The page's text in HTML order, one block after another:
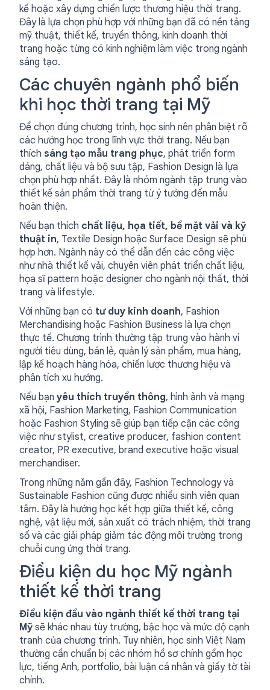
kế hoặc xây dựng chiến lược thương hiệu thời trang.
Đây là lựa chọn phù hợp với những bạn đã có nền tảng
mỹ thuật, thiết kế, truyền thông, kinh doanh thời
trang hoặc từng có kinh nghiệm làm việc trong ngành
sáng tạo.
Các chuyên ngành phổ biến
khi học thời trang tại Mỹ
Để chọn đúng chương trình, học sinh nên phân biệt rõ
các hướng học trong lĩnh vực thời trang. Nếu bạn
thích sáng tạo mẫu trang phục, phát triển form
dáng, chất liệu và bộ sưu tập, Fashion Design là lựa
chọn phù hợp nhất. Đây là nhóm ngành tập trung vào
thiết kế sản phẩm thời trang từ ý tưởng đến mẫu
hoàn thiện.
Nếu bạn thích chất liệu, họa tiết, bề mặt vải và kỹ
thuật in, Textile Design hoặc Surface Design sẽ phù
hợp hơn. Ngành này có thể dẫn đến các công việc
như nhà thiết kế vải, chuyên viên phát triển chất liệu,
họa sĩ pattern hoặc designer cho ngành nội thất, thời
trang và lifestyle.
Với những bạn có tư duy kinh doanh, Fashion
Merchandising hoặc Fashion Business là lựa chọn
thực tế. Chương trình thường tập trung vào hành vi
người tiêu dùng, bán lẻ, quản lý sản phẩm, mua hàng,
lập kế hoạch hàng hóa, chiến lược thương hiệu và
phân tích xu hướng.
Nếu bạn yêu thích truyền thông, hình ảnh và mạng
xã hội, Fashion Marketing, Fashion Communication
hoặc Fashion Styling sẽ giúp bạn tiếp cận các công
việc như stylist, creative producer, fashion content
creator, PR executive, brand executive hoặc visual
merchandiser.
Trong những năm gần đây, Fashion Technology và
Sustainable Fashion cũng được nhiều sinh viên quan
tâm. Đây là hướng học kết hợp giữa thiết kế, công
nghệ, vật liệu mới, sản xuất có trách nhiệm, thời trang
số và các giải pháp giảm tác động môi trường trong
chuỗi cung ứng thời trang.
Điều kiện du học Mỹ ngành
thiết kế thời trang
Điều kiện đầu vào ngành thiết kế thời trang tại
Mỹ sẽ khác nhau tùy trường, bậc học và mức độ cạnh
tranh của chương trình. Tuy nhiên, học sinh Việt Nam
thường cần chuẩn bị các nhóm hồ sơ chính gồm học
lực, tiếng Anh, portfolio, bài luận cá nhân và giấy tờ tài
chính.